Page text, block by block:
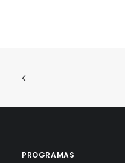
PROGRAMAS